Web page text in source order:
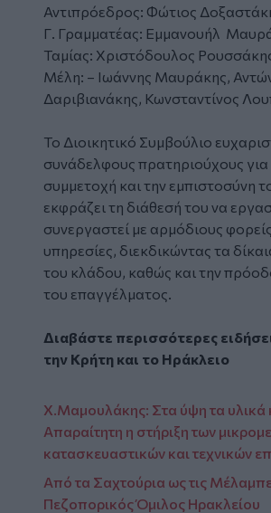
Αντιπρόεδρος: Φώτιος
Γ. Γραμματέας: Εμμανουήλ
Ταμίας: Χριστόδουλος
Μέλη: – Ιωάννης Μαυράκης,
Δαριβιανάκης, Κωνσταντίνος
Το Διοικητικό Συμβούλιο
συνάδελφους πρατηριούχους για
συμμετοχή και την εμπιστοσύνη
εκφράζει τη διάθεσή του να
συνεργαστεί με αρμόδιους
υπηρεσίες, διεκδικώντας τα
του κλάδου, καθώς και την
του επαγγέλματος.
Διαβάστε περισσότερες
την Κρήτη και το Ηράκλειο
Χ.Μαμουλάκης: Στα ύψη τα υλικά
Απαραίτητη η στήριξη των
κατασκευαστικών και τεχνικών
Από τα Σαχτούρια ως τις
Πεζοπορικός Όμιλος Ηρακλείου